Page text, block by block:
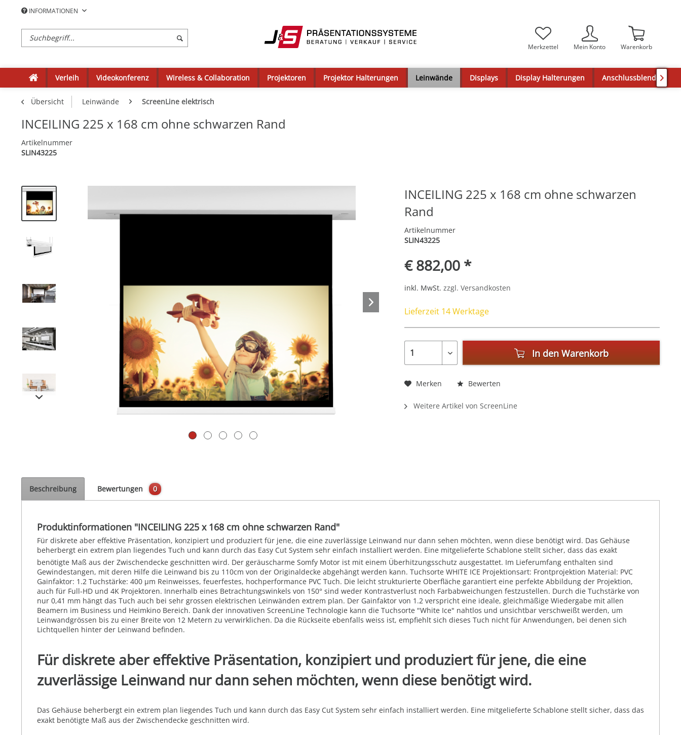
INFORMATIONEN
Merkzettel Mein Konto Warenkorb
Verleih Videokonferenz Wireless & Collaboration Projektoren Projektor Halterungen Leinwände Displays Display Halterungen Anschlussblenden

Übersicht Leinwände ScreenLine elektrisch
INCEILING 225 x 168 cm ohne schwarzen Rand
Artikelnummer
SLIN43225
INCEILING 225 x 168 cm ohne schwarzen
Rand
Artikelnummer
SLIN43225
€ 882,00 *
inkl. MwSt. zzgl. Versandkosten
Lieferzeit 14 Werktage
In den Warenkorb
Merken Bewerten
Weitere Artikel von ScreenLine
Beschreibung Bewertungen 0
Produktinformationen "INCEILING 225 x 168 cm ohne schwarzen Rand"
Für diskrete aber effektive Präsentation, konzipiert und produziert für jene, die eine zuverlässige Leinwand nur dann sehen möchten, wenn diese benötigt wird. Das Gehäuse
beherbergt ein extrem plan liegendes Tuch und kann durch das Easy Cut System sehr einfach installiert werden. Eine mitgelieferte Schablone stellt sicher, dass das exakt
benötigte Maß aus der Zwischendecke geschnitten wird. Der geräuscharme Somfy Motor ist mit einem Überhitzungsschutz ausgestattet. Im Lieferumfang enthalten sind
Gewindestangen, mit deren Hilfe die Leinwand bis zu 110cm von der Originaldecke abgehängt werden kann. Tuchsorte WHITE ICE Projektionsart: Frontprojektion Material: PVC
Gainfaktor: 1.2 Tuchstärke: 400 µm Reinweisses, feuerfestes, hochperformance PVC Tuch. Die leicht strukturierte Oberfläche garantiert eine perfekte Abbildung der Projektion,
auch für Full-HD und 4K Projektoren. Innerhalb eines Betrachtungswinkels von 150° sind weder Kontrastverlust noch Farbabweichungen festzustellen. Durch die Tuchstärke von
nur 0,41 mm hängt das Tuch auch bei sehr grossen elektrischen Leinwänden extrem plan. Der Gainfaktor von 1.2 verspricht eine ideale, gleichmäßige Wiedergabe mit allen
Beamern im Business und Heimkino Bereich. Dank der innovativen ScreenLine Technologie kann die Tuchsorte "White Ice" nahtlos und unsichtbar verschweißt werden, um
Leinwandgrössen bis zu einer Breite von 12 Metern zu verwirklichen. Da die Rückseite ebenfalls weiss ist, empfiehlt sich dieses Tuch nicht für Anwendungen, bei denen sich
Lichtquellen hinter der Leinwand befinden.
Für diskrete aber effektive Präsentation, konzipiert und produziert für jene, die eine
zuverlässige Leinwand nur dann sehen möchten, wenn diese benötigt wird.
Das Gehäuse beherbergt ein extrem plan liegendes Tuch und kann durch das Easy Cut System sehr einfach installiert werden. Eine mitgelieferte Schablone stellt sicher, dass das
exakt benötigte Maß aus der Zwischendecke geschnitten wird.